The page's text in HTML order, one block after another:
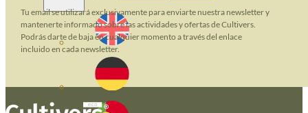
Tu email se utilizará exclusivamente para enviarte nuestra newsletter y
mantenerte informado sobre las actividades y ofertas de Cultivers.
Podrás darte de baja en cualquier momento a través del enlace
incluido en cada newsletter.